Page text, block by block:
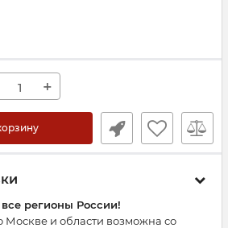
+
регионы России!
Москве и области возможна со